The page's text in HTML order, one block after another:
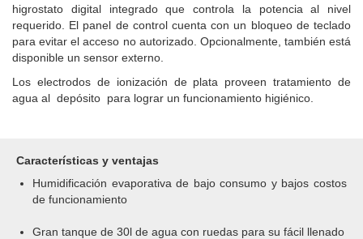
higrostato digital integrado que controla la potencia al nivel
requerido. El panel de control cuenta con un bloqueo de teclado
para evitar el acceso no autorizado. Opcionalmente, también está
disponible un sensor externo.
Los electrodos de ionización de plata proveen tratamiento de
agua al depósito para lograr un funcionamiento higiénico.
Características y ventajas
Humidificación evaporativa de bajo consumo y bajos costos
de funcionamiento
Gran tanque de 30l de agua con ruedas para su fácil llenado